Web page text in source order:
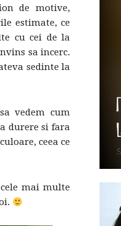
de motive,
estimate, ce
cu cei de la
sa incerc.
sedinte la
vedem cum
durere si fara
ceea ce
mai multe